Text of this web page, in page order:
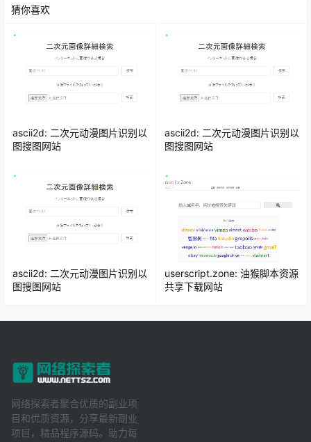
猜你喜欢
ascii2d: 二次元动漫图片识别以
图搜图网站
ascii2d: 二次元动漫图片识别以
图搜图网站
ascii2d: 二次元动漫图片识别以
图搜图网站
userscript.zone: 油猴脚本资源
共享下载网站
网络探索者聚合优质的副业项
目和优质资源，分享最新副业
项目，精品程序源码。助力每